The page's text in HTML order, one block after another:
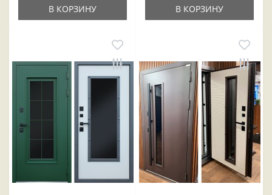
В КОРЗИНУ В КОРЗИНУ